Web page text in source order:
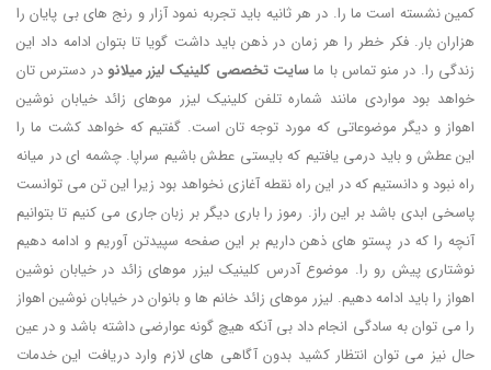
کمین نشسته است ما را. در هر ثانیه باید تجربه نمود آزار و رنج های بی پایان را
هزاران بار. فکر خطر را هر زمان در ذهن باید داشت گویا تا بتوان ادامه داد این
زندگی را. در منو تماس با ماسایت تخصصی کلینیک لیزر میلانو در دسترس تان
خواهد بود مواردی مانند شماره تلفن کلینیک لیزر موهای زائد خیابان نوشین
اهواز و دیگر موضوعاتی که مورد توجه تان است. گفتیم که خواهد کشت ما را
این عطش و باید درمی یافتیم که بایستی عطش باشیم سراپا. چشمه ای در میانه
راه نبود و دانستیم که در این راه نقطه آغازی نخواهد بود زیرا این تن می توانست
پاسخی ابدی باشد بر این راز. رموز را باری دیگر بر زبان جاری می کنیم تا بتوانیم
آنچه را که در پستو های ذهن داریم بر این صفحه سپیدتن آوریم و ادامه دهیم
نوشتاری پیش رو را. موضوع آدرس کلینیک لیزر موهای زائد در خیابان نوشین
اهواز را باید ادامه دهیم. لیزر موهای زائد خانم ها و بانوان در خیابان نوشین اهواز
را می توان به سادگی انجام داد بی آنکه هیچ گونه عوارضی داشته باشد و در عین
حال نیز می توان انتظار کشید بدون آگاهی های لازم وارد دریافت این خدمات